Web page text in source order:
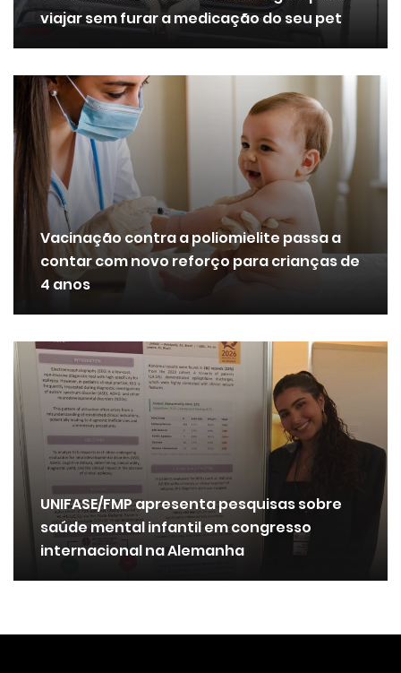
viajar sem furar a medicação do seu pet
Vacinação contra a poliomielite passa a
contar com novo reforço para crianças de
4 anos
UNIFASE/FMP apresenta pesquisas sobre
saúde mental infantil em congresso
internacional na Alemanha